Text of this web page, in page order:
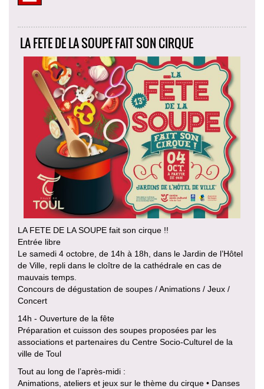
LA FETE DE LA SOUPE FAIT SON CIRQUE
LA FETE DE LA SOUPE fait son cirque !!
Entrée libre
Le samedi 4 octobre, de 14h à 18h, dans le Jardin de l’Hôtel
de Ville, repli dans le cloître de la cathédrale en cas de
mauvais temps.
Concours de dégustation de soupes / Animations / Jeux /
Concert
14h - Ouverture de la fête
Préparation et cuisson des soupes proposées par les
associations et partenaires du Centre Socio-Culturel de la
ville de Toul
Tout au long de l’après-midi :
Animations, ateliers et jeux sur le thème du cirque • Danses